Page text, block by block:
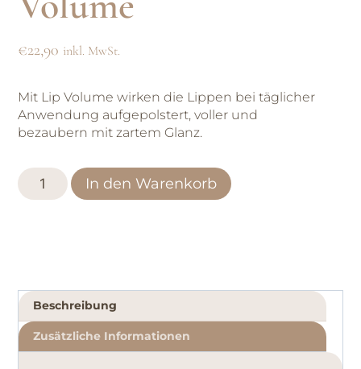
€22,90 inkl. MwSt.
Mit Lip Volume wirken die Lippen bei täglicher
Anwendung aufgepolstert, voller und
bezaubern mit zartem Glanz.
In den Warenkorb
Beschreibung
Zusätzliche Informationen